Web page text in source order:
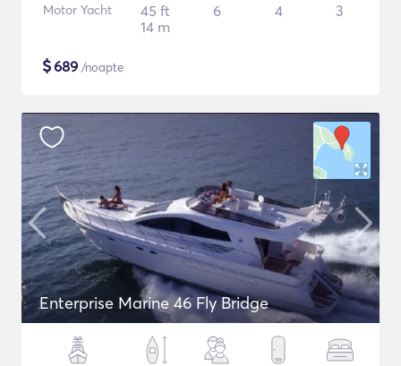
Motor Yacht
45 ft
14 m
6 4 3
$689 /noapte
Enterprise Marine 46 Fly Bridge